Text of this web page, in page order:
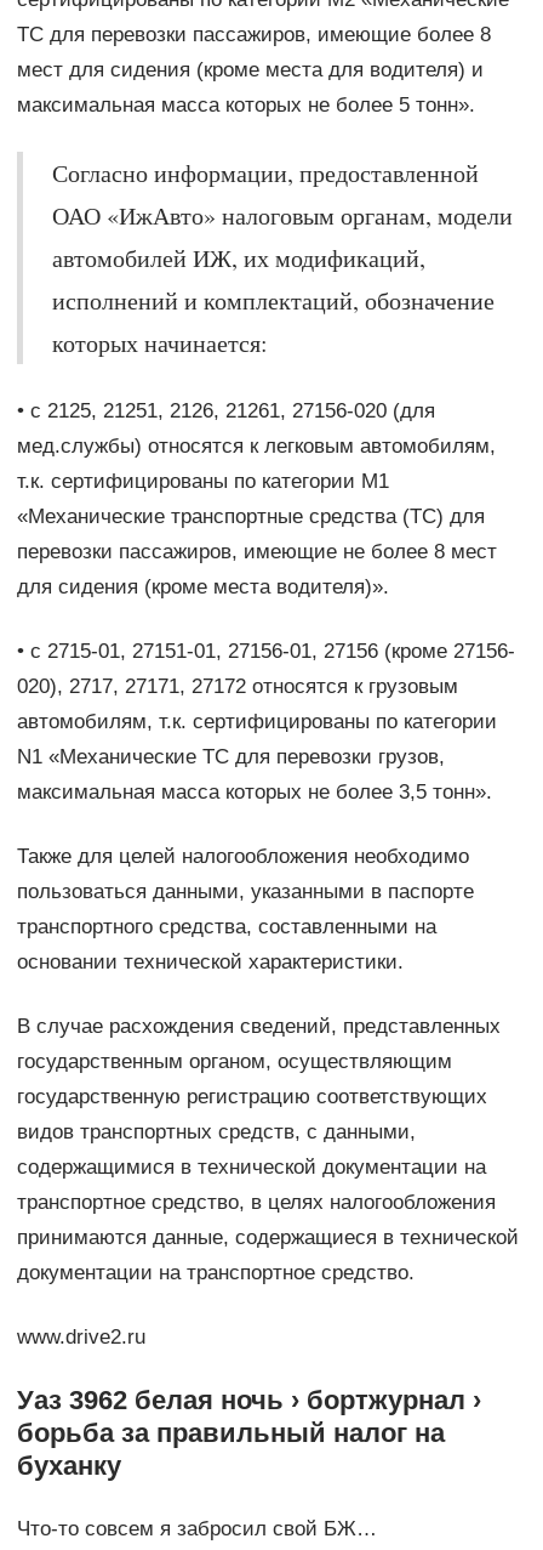
ТС для перевозки пассажиров, имеющие более 8
мест для сидения (кроме места для водителя) и
максимальная масса которых не более 5 тонн».
Согласно информации, предоставленной
ОАО «ИжАвто» налоговым органам, модели
автомобилей ИЖ, их модификаций,
исполнений и комплектаций, обозначение
которых начинается:
• c 2125, 21251, 2126, 21261, 27156-020 (для
мед.службы) относятся к легковым автомобилям,
т.к. сертифицированы по категории М1
«Механические транспортные средства (ТС) для
перевозки пассажиров, имеющие не более 8 мест
для сидения (кроме места водителя)».
• c 2715-01, 27151-01, 27156-01, 27156 (кроме 27156-
020), 2717, 27171, 27172 относятся к грузовым
автомобилям, т.к. сертифицированы по категории
N1 «Механические ТС для перевозки грузов,
максимальная масса которых не более 3,5 тонн».
Также для целей налогообложения необходимо
пользоваться данными, указанными в паспорте
транспортного средства, составленными на
основании технической характеристики.
В случае расхождения сведений, представленных
государственным органом, осуществляющим
государственную регистрацию соответствующих
видов транспортных средств, с данными,
содержащимися в технической документации на
транспортное средство, в целях налогообложения
принимаются данные, содержащиеся в технической
документации на транспортное средство.
www.drive2.ru
Уаз 3962 белая ночь › бортжурнал ›
борьба за правильный налог на
буханку
Что-то совсем я забросил свой БЖ…